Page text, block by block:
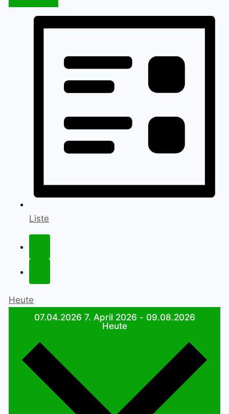
Liste
Heute
07.04.2026 7. April 2026 - 09.08.2026
Heute